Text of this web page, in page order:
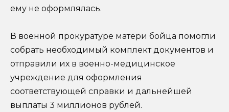
ему не оформлялась.
В военной прокуратуре матери бойца помогли
собрать необходимый комплект документов и
отправили их в военно-медицинское
учреждение для оформления
соответствующей справки и дальнейшей
выплаты 3 миллионов рублей.